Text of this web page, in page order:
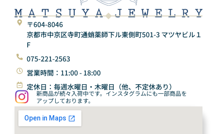
〒604-8046
京都市中京区寺町通蛸薬師下ル東側町501-3 マツヤビル１
F
075-221-2563
営業時間：11:00 - 18:00
定休日：毎週水曜日・木曜日（他、不定休あり）
新商品が続々入荷中です。インスタグラムにも一部商品を
アップしております。